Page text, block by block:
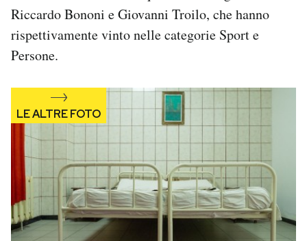
Riccardo Bononi e Giovanni Troilo, che hanno
rispettivamente vinto nelle categorie Sport e
Persone.